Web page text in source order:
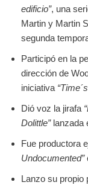
edificio”, una
Martin y Martin
segunda
Participó en la
dirección de
iniciativa
Dió voz la jirafa
Dolittle”lanzada
Fue productora
Undocumented”
Lanzo su propio